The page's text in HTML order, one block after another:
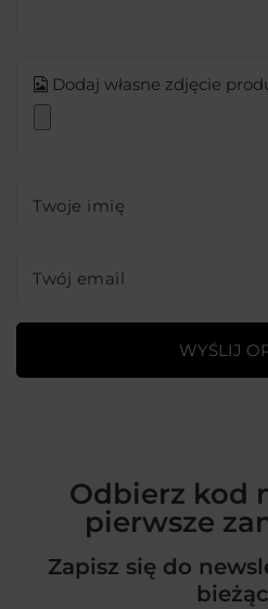
Dodaj własne zdjęcie
Twoje imię
Twój email
WYŚLIJ
Odbierz kod
pierwsze
Zapisz się do